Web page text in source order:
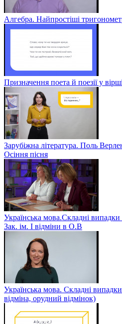
Алгебра. Найпростіші
Призначення поета й поезії у
Зарубіжна література. Поль
Осіння пісня
Українська мова.Складні
Зак. ім. І відміни в О.В
Українська мова. Складні
відміна, орудний відмінок)